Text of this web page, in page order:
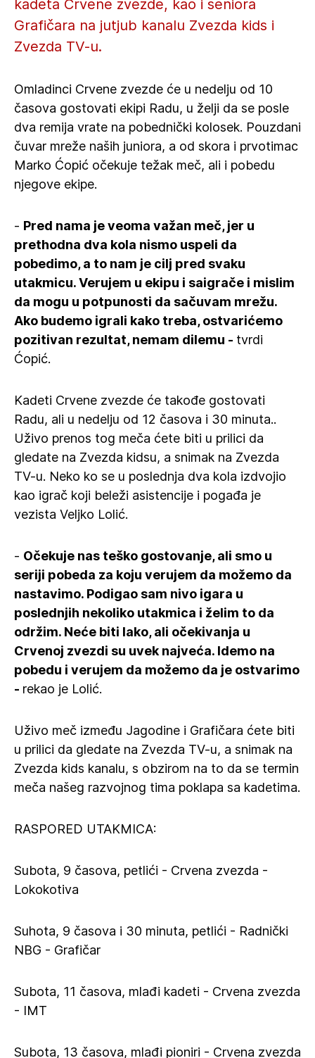
kadeta Crvene zvezde, kao i seniora
Grafičara na jutjub kanalu Zvezda kids i
Zvezda TV-u.
Omladinci Crvene zvezde će u nedelju od 10
časova gostovati ekipi Radu, u želji da se posle
dva remija vrate na pobednički kolosek. Pouzdani
čuvar mreže naših juniora, a od skora i prvotimac
Marko Ćopić očekuje težak meč, ali i pobedu
njegove ekipe.
- Pred nama je veoma važan meč, jer u
prethodna dva kola nismo uspeli da
pobedimo, a to nam je cilj pred svaku
utakmicu. Verujem u ekipu i saigrače i mislim
da mogu u potpunosti da sačuvam mrežu.
Ako budemo igrali kako treba, ostvarićemo
pozitivan rezultat, nemam dilemu - tvrdi
Ćopić.
Kadeti Crvene zvezde će takođe gostovati
Radu, ali u nedelju od 12 časova i 30 minuta..
Uživo prenos tog meča ćete biti u prilici da
gledate na Zvezda kidsu, a snimak na Zvezda
TV-u. Neko ko se u poslednja dva kola izdvojio
kao igrač koji beleži asistencije i pogađa je
vezista Veljko Lolić.
- Očekuje nas teško gostovanje, ali smo u
seriji pobeda za koju verujem da možemo da
nastavimo. Podigao sam nivo igara u
poslednjih nekoliko utakmica i želim to da
održim. Neće biti lako, ali očekivanja u
Crvenoj zvezdi su uvek najveća. Idemo na
pobedu i verujem da možemo da je ostvarimo
- rekao je Lolić.
Uživo meč između Jagodine i Grafičara ćete biti
u prilici da gledate na Zvezda TV-u, a snimak na
Zvezda kids kanalu, s obzirom na to da se termin
meča našeg razvojnog tima poklapa sa kadetima.
RASPORED UTAKMICA:
Subota, 9 časova, petlići - Crvena zvezda -
Lokokotiva
Suhota, 9 časova i 30 minuta, petlići - Radnički
NBG - Grafičar
Subota, 11 časova, mlađi kadeti - Crvena zvezda
- IMT
Subota, 13 časova, mlađi pioniri - Crvena zvezda